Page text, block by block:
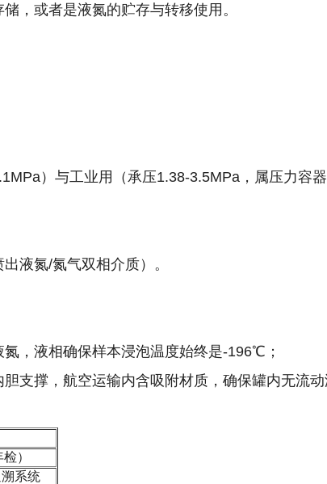
，或者是液氮的贮存与转移使用。
）与工业用（承压1.38-3.5MPa，属压力容器
液氮/氮气双相介质）。
，液相确保样本浸泡温度始终是-196℃；
支撑，航空运输内含吸附材质，确保罐内无流动
）
系统